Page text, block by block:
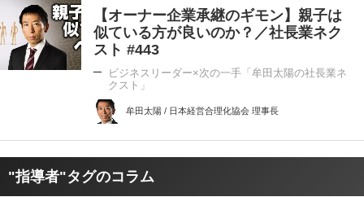
【オーナー企業承継のギモン】親子は
似ている方が良いのか？／社長業ネク
スト #443
ビジネスリーダー×次の一手「牟田太陽の社長業ネ
クスト」
牟田太陽 / 日本経営合理化協会 理事長
"指導者"タグのコラム